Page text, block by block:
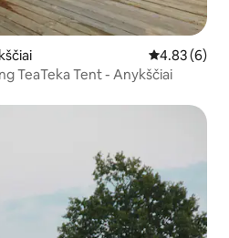
Calificación
4.83 (6)
TeaTeka Tent - Anykščiai